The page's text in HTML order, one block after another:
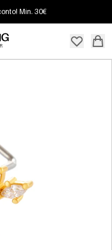
Min. 30€